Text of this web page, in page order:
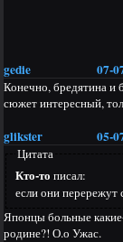
gedie 07-
Конечно, бредятина и
сюжет интересный,
glikster 05-
Цитата
Кто-то писал:
если они перережут
Японцы больные
родине?! О.о Ужас.